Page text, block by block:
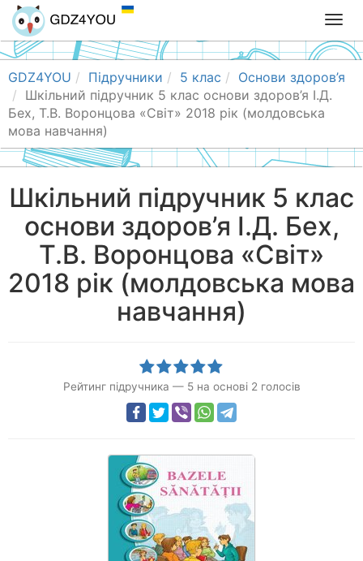
T
o
g
g
a
v
g
t
n
GDZ4YOU Підручники 5 клас
Основи здоров’я
Шкільний підручник 5 клас основи здоров’я І.Д.
Бех, Т.В. Воронцова «Світ» 2018 рік (молдовська
мова навчання)
Шкільний підручник 5 клас
основи здоров’я І.Д. Бех,
Т.В. Воронцова «Світ»
2018 рік (молдовська мова
навчання)
Рейтинг підручника — 5на основі 2 голосів